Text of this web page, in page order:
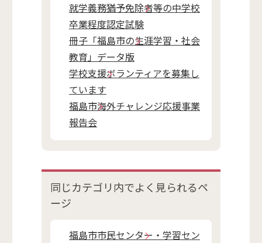
就学義務猶予免除者等の中学校
卒業程度認定試験
冊子「福島市の生涯学習・社会
教育」データ版
学校支援ボランティアを募集し
ています
福島市海外チャレンジ応援事業
報告会
同じカテゴリ内でよく見られるペ
ージ
福島市市民センター・学習セン